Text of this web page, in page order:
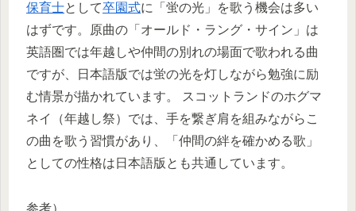
保育士として卒園式に「蛍の光」を歌う機会は多い
はずです。原曲の「オールド・ラング・サイン」は
英語圏では年越しや仲間の別れの場面で歌われる曲
ですが、日本語版では蛍の光を灯しながら勉強に励
む情景が描かれています。 スコットランドのホグマ
ネイ（年越し祭）では、手を繋ぎ肩を組みながらこ
の曲を歌う習慣があり、「仲間の絆を確かめる歌」
としての性格は日本語版とも共通しています。
参考）